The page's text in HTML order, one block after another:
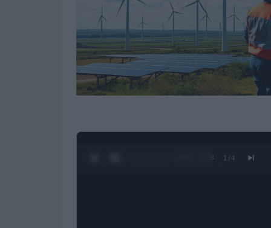
0:28 / 1:23 1 /4